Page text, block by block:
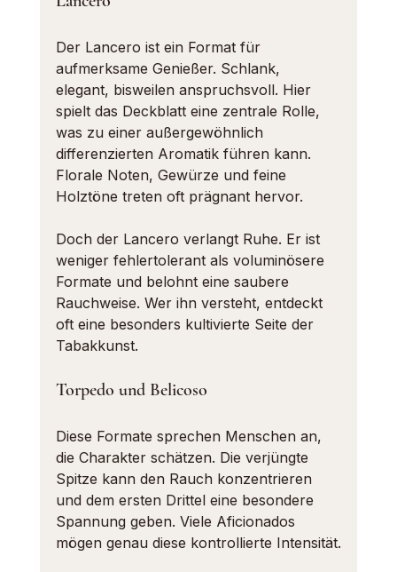
Der Lancero ist ein Format für
aufmerksame Genießer. Schlank,
elegant, bisweilen anspruchsvoll. Hier
spielt das Deckblatt eine zentrale Rolle,
was zu einer außergewöhnlich
differenzierten Aromatik führen kann.
Florale Noten, Gewürze und feine
Holztöne treten oft prägnant hervor.
Doch der Lancero verlangt Ruhe. Er ist
weniger fehlertolerant als voluminösere
Formate und belohnt eine saubere
Rauchweise. Wer ihn versteht, entdeckt
oft eine besonders kultivierte Seite der
Tabakkunst.
Torpedo und Belicoso
Diese Formate sprechen Menschen an,
die Charakter schätzen. Die verjüngte
Spitze kann den Rauch konzentrieren
und dem ersten Drittel eine besondere
Spannung geben. Viele Aficionados
mögen genau diese kontrollierte Intensität.